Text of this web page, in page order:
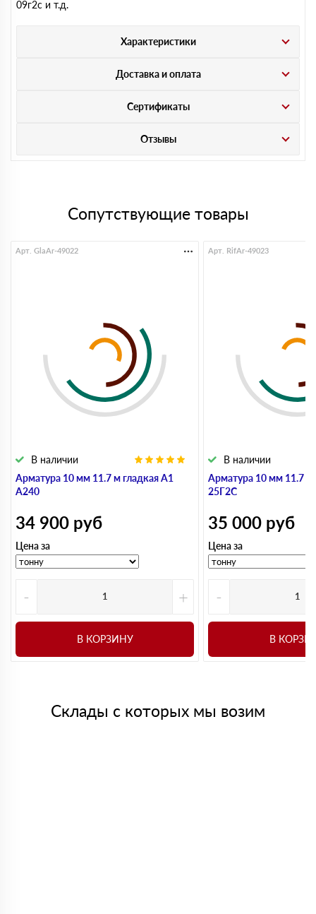
09г2с и т.д.
Характеристики
Доставка и оплата
Сертификаты
Отзывы
Сопутствующие товары
Арматура 10 мм 11.7 м гладкая А1
А240
В наличии
Арт. GlaAr-49022
34 900 руб
Цена за
- +
В КОРЗИНУ
Арматура 10 мм 11.7 м
25Г2С
В наличии
Арт. RifAr-49023
35 000 руб
Цена за
-
В
Склады с которых мы возим